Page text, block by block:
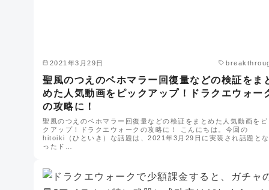
2021年3月29日
聖風のつえのベホマラー回復量などの検証をま
めた人気動画をピックアップ！ドラクエウォー
の攻略に！
聖風のつえのベホマラー回復量などの検証をまとめた人気動画をピ
クアップ！ドラクエウォークの攻略に！ こんにちは。今回の
hitoiki（ひといき）な話題は、2021年3月29日に実装され話題とな
ったド…